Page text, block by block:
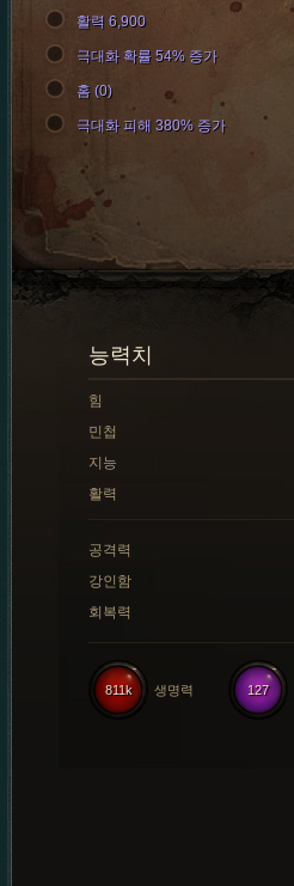
활력 6,900
극대화 확률 54% 증가
홈 (0)
극대화 피해 380% 증가
능력치
힘
민첩
지능
활력
공격력
강인함
회복력
127
811k 생명력